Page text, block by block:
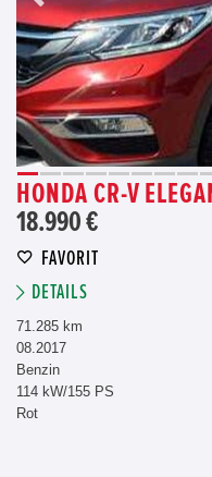
HONDA CR-V
18.990 €
FAVORIT
DETAILS
71.285 km
08.2017
Benzin
114 kW/155 PS
Rot